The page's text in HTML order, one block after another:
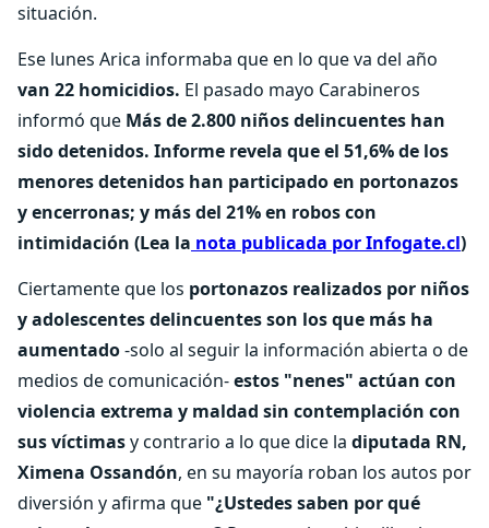
situación.
Ese lunes Arica informaba que en lo que va del año
van 22 homicidios. El pasado mayo Carabineros
informó que Más de 2.800 niños delincuentes han
sido detenidos. Informe revela que el 51,6% de los
menores detenidos han participado en portonazos
y encerronas; y más del 21% en robos con
intimidación (Lea la nota publicada por Infogate.cl)
Ciertamente que los portonazos realizados por niños
y adolescentes delincuentes son los que más ha
aumentado-solo al seguir la información abierta o de
medios de comunicación-estos "nenes" actúan con
violencia extrema y maldad sin contemplación con
sus víctimasy contrario a lo que dice la diputada RN,
Ximena Ossandón, en su mayoría roban los autos por
diversión y afirma que "¿Ustedes saben por qué